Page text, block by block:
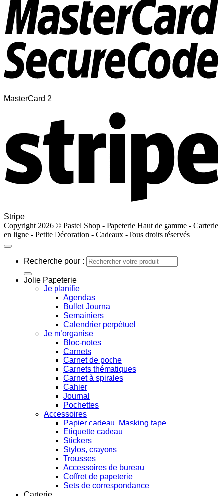
MasterCard 2
Stripe
Copyright 2026 © Pastel Shop - Papeterie Haut de gamme - Carterie
en ligne - Petite Décoration - Cadeaux -Tous droits réservés
Recherche pour :
Jolie Papeterie
Je planifie
Agendas
Bullet Journal
Semainiers
Calendrier perpétuel
Je m’organise
Bloc-notes
Carnets
Carnet de poche
Carnets thématiques
Carnet à spirales
Cahier
Journal
Pochettes
Accessoires
Papier cadeau, Masking tape
Etiquette cadeau
Stickers
Stylos, crayons
Trousses
Accessoires de bureau
Coffret de papeterie
Sets de correspondance
Carterie